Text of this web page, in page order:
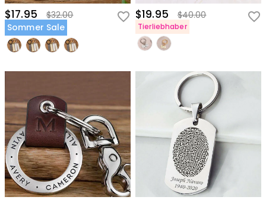
$17.95
$32.00
Sommer Sale
$19.95 $40.00
Tierliebhaber